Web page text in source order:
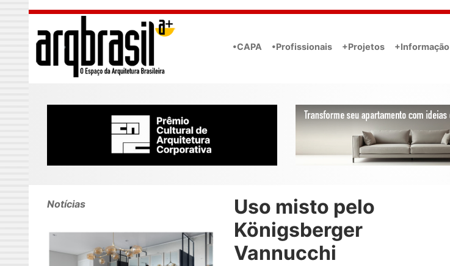
Skip to main content
•CAPA •Profissionais +Projetos +Informação
Uso misto pelo
Königsberger
Vannucchi
Notícias